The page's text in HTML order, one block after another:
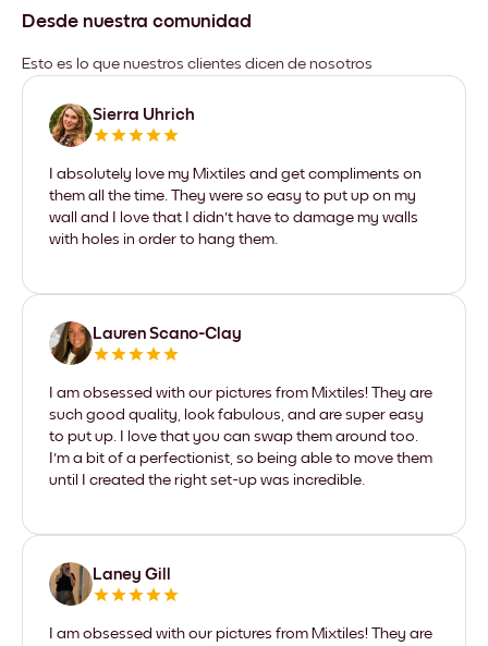
Desde nuestra comunidad
Esto es lo que nuestros clientes dicen de nosotros
Sierra Uhrich
I absolutely love my Mixtiles and get compliments on
them all the time. They were so easy to put up on my
wall and I love that I didn't have to damage my walls
with holes in order to hang them.
Lauren Scano-Clay
I am obsessed with our pictures from Mixtiles! They are
such good quality, look fabulous, and are super easy
to put up. I love that you can swap them around too.
I'm a bit of a perfectionist, so being able to move them
until I created the right set-up was incredible.
Laney Gill
I am obsessed with our pictures from Mixtiles! They are